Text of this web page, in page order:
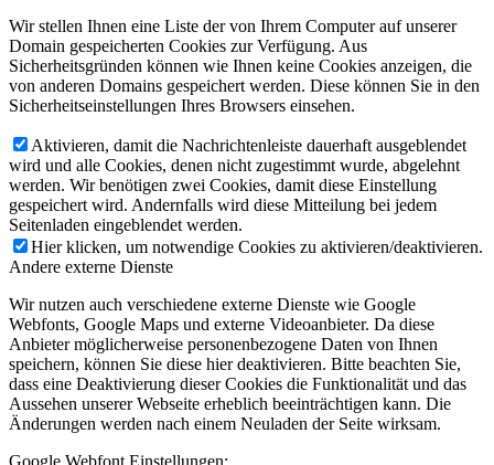
Wir stellen Ihnen eine Liste der von Ihrem Computer auf unserer
Domain gespeicherten Cookies zur Verfügung. Aus
Sicherheitsgründen können wie Ihnen keine Cookies anzeigen, die
von anderen Domains gespeichert werden. Diese können Sie in den
Sicherheitseinstellungen Ihres Browsers einsehen.
Aktivieren, damit die Nachrichtenleiste dauerhaft ausgeblendet
wird und alle Cookies, denen nicht zugestimmt wurde, abgelehnt
werden. Wir benötigen zwei Cookies, damit diese Einstellung
gespeichert wird. Andernfalls wird diese Mitteilung bei jedem
Seitenladen eingeblendet werden.
Hier klicken, um notwendige Cookies zu aktivieren/deaktivieren.
Andere externe Dienste
Wir nutzen auch verschiedene externe Dienste wie Google
Webfonts, Google Maps und externe Videoanbieter. Da diese
Anbieter möglicherweise personenbezogene Daten von Ihnen
speichern, können Sie diese hier deaktivieren. Bitte beachten Sie,
dass eine Deaktivierung dieser Cookies die Funktionalität und das
Aussehen unserer Webseite erheblich beeinträchtigen kann. Die
Änderungen werden nach einem Neuladen der Seite wirksam.
Google Webfont Einstellungen: